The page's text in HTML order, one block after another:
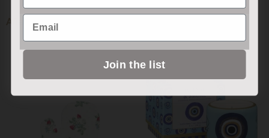
Añadir al carrito
Email
Join the list